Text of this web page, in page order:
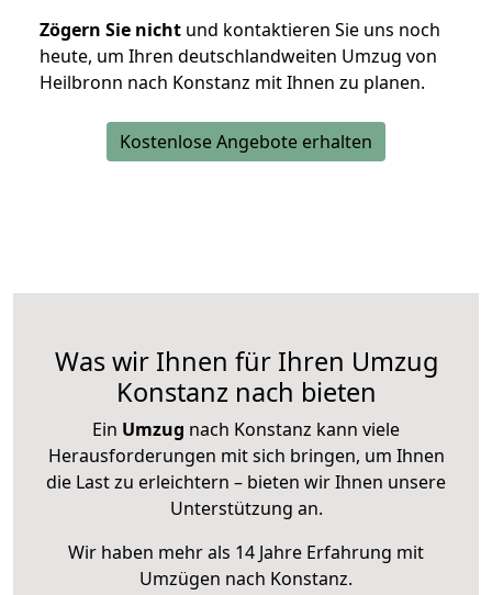
Zögern Sie nicht und kontaktieren Sie uns noch
heute, um Ihren deutschlandweiten Umzug von
Heilbronn nach Konstanz mit Ihnen zu planen.
Kostenlose Angebote erhalten
Was wir Ihnen für Ihren Umzug
Konstanz nach bieten
Ein Umzug nach Konstanz kann viele
Herausforderungen mit sich bringen, um Ihnen
die Last zu erleichtern – bieten wir Ihnen unsere
Unterstützung an.
Wir haben mehr als 14 Jahre Erfahrung mit
Umzügen nach Konstanz.